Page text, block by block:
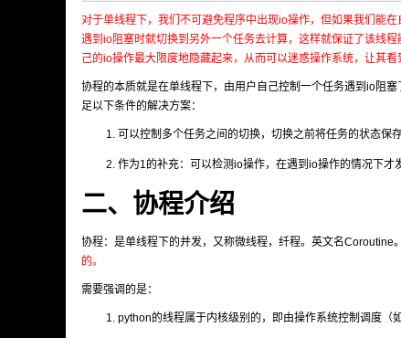
对于单线程下，我们不可避免程序中出现io操作，但如果我们能
遇到io阻塞时就切换到另外一个任务去计算，这样就保证了该线
己的io操作最大限度地隐藏起来，从而可以迷惑操作系统，让其
协程的本质就是在单线程下，由用户自己控制一个任务遇到io阻
足以下条件的解决方案：
可以控制多个任务之间的切换，切换之前将任务的状态保
作为1的补充：可以检测io操作，在遇到io操作的情况下才
二、协程介绍
协程：是单线程下的并发，又称微线程，纤程。英文名Coroutine
的。
需要强调的是：
python的线程属于内核级别的，即由操作系统控制调度（